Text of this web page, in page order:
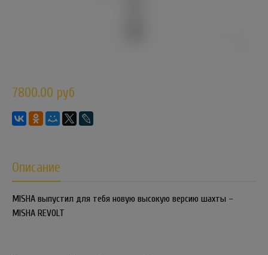
7800.00 руб
Описание
MISHA выпустил для тебя новую высокую версию шахты –
MISHA REVOLT